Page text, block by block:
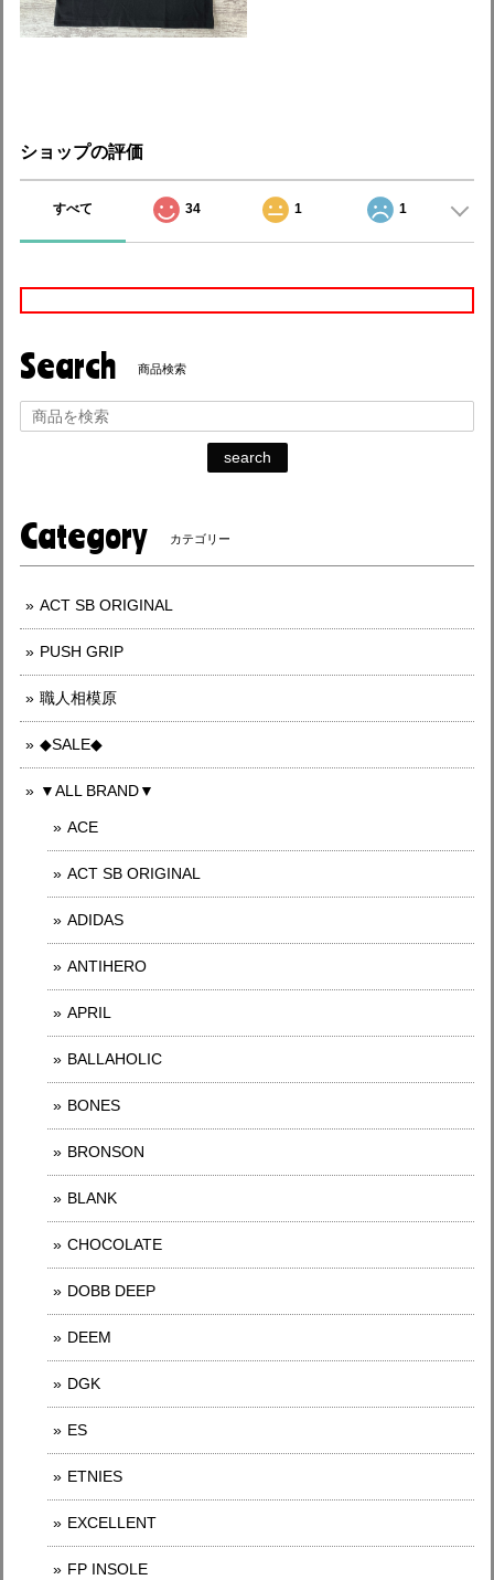
ショップの評価
すべて 34 1 1
Search 商品検索
search
Category カテゴリー
ACT SB ORIGINAL
PUSH GRIP
職人相模原
◆SALE◆
▼ALL BRAND▼
ACE
ACT SB ORIGINAL
ADIDAS
ANTIHERO
APRIL
BALLAHOLIC
BONES
BRONSON
BLANK
CHOCOLATE
DOBB DEEP
DEEM
DGK
ES
ETNIES
EXCELLENT
FP INSOLE